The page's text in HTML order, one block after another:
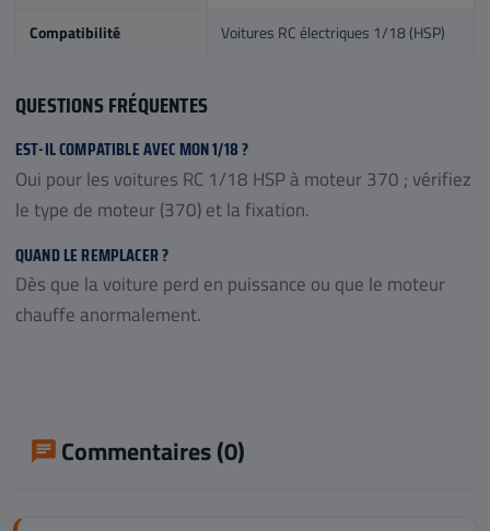
Compatibilité Voitures RC électriques 1/18 (HSP)
QUESTIONS FRÉQUENTES
EST-IL COMPATIBLE AVEC MON 1/18 ?
Oui pour les voitures RC 1/18 HSP à moteur 370 ; vérifiez
le type de moteur (370) et la fixation.
QUAND LE REMPLACER ?
Dès que la voiture perd en puissance ou que le moteur
chauffe anormalement.
Commentaires (0)